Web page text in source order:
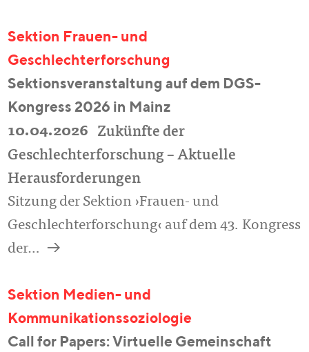
Sektion Frauen- und
Geschlechterforschung
Sektionsveranstaltung auf dem DGS-
Kongress 2026 in Mainz
10.04.2026
Zukünfte der
Geschlechterforschung – Aktuelle
Herausforderungen
Sitzung der Sektion ›Frauen- und
Geschlechterforschung‹ auf dem 43. Kongress
der…
a
Sektion Medien- und
Kommunikationssoziologie
Call for Papers: Virtuelle Gemeinschaft